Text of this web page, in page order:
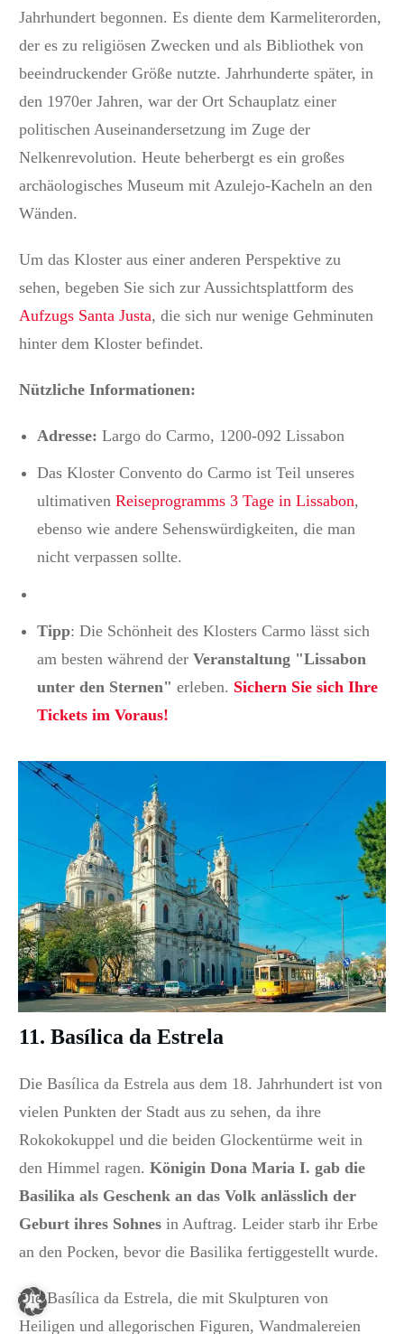
Jahrhundert begonnen. Es diente dem Karmeliterorden,
der es zu religiösen Zwecken und als Bibliothek von
beeindruckender Größe nutzte. Jahrhunderte später, in
den 1970er Jahren, war der Ort Schauplatz einer
politischen Auseinandersetzung im Zuge der
Nelkenrevolution. Heute beherbergt es ein großes
archäologisches Museum mit Azulejo-Kacheln an den
Wänden.
Um das Kloster aus einer anderen Perspektive zu
sehen, begeben Sie sich zur Aussichtsplattform des
Aufzugs Santa Justa, die sich nur wenige Gehminuten
hinter dem Kloster befindet.
Nützliche Informationen:
Adresse: Largo do Carmo, 1200-092 Lissabon
Das Kloster Convento do Carmo ist Teil unseres
ultimativen Reiseprogramms 3 Tage in Lissabon,
ebenso wie andere Sehenswürdigkeiten, die man
nicht verpassen sollte.
Tipp: Die Schönheit des Klosters Carmo lässt sich
am besten während der Veranstaltung "Lissabon
unter den Sternen" erleben. Sichern Sie sich Ihre
Tickets im Voraus!
11. Basílica da Estrela
Die Basílica da Estrela aus dem 18. Jahrhundert ist von
vielen Punkten der Stadt aus zu sehen, da ihre
Rokokokuppel und die beiden Glockentürme weit in
den Himmel ragen. Königin Dona Maria I. gab die
Basilika als Geschenk an das Volk anlässlich der
Geburt ihres Sohnes in Auftrag. Leider starb ihr Erbe
an den Pocken, bevor die Basilika fertiggestellt wurde.
Die Basílica da Estrela, die mit Skulpturen von
Heiligen und allegorischen Figuren, Wandmalereien